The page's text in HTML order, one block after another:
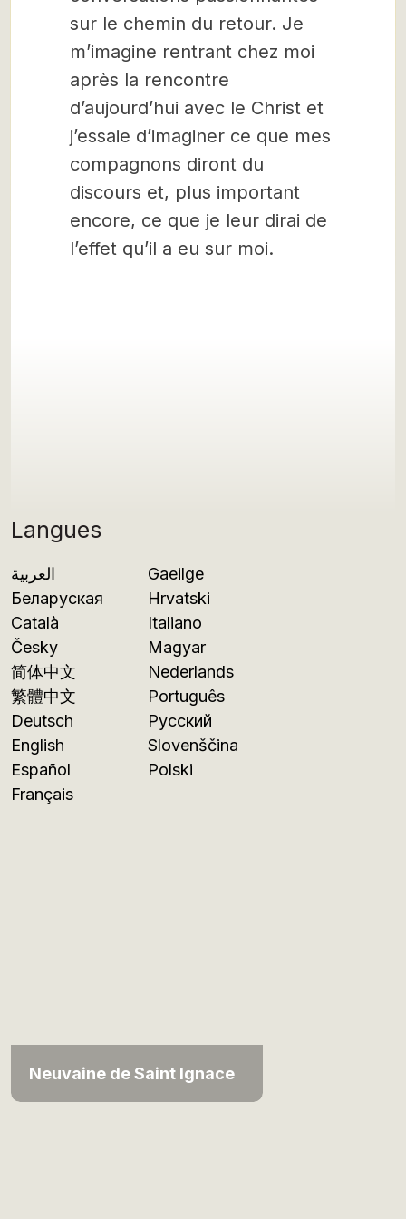
Langues
العربية
Беларуская
Català
Česky
简体中文
繁體中文
Deutsch
English
Español
Français
Gaeilge
Hrvatski
Italiano
Magyar
Nederlands
Português
Русский
Slovenščina
Polski
Neuvaine de Saint Ignace
sur le chemin du retour. Je
m’imagine rentrant chez moi
après la rencontre
d’aujourd’hui avec le Christ et
j’essaie d’imaginer ce que mes
compagnons diront du
discours et, plus important
encore, ce que je leur dirai de
l’effet qu’il a eu sur moi.